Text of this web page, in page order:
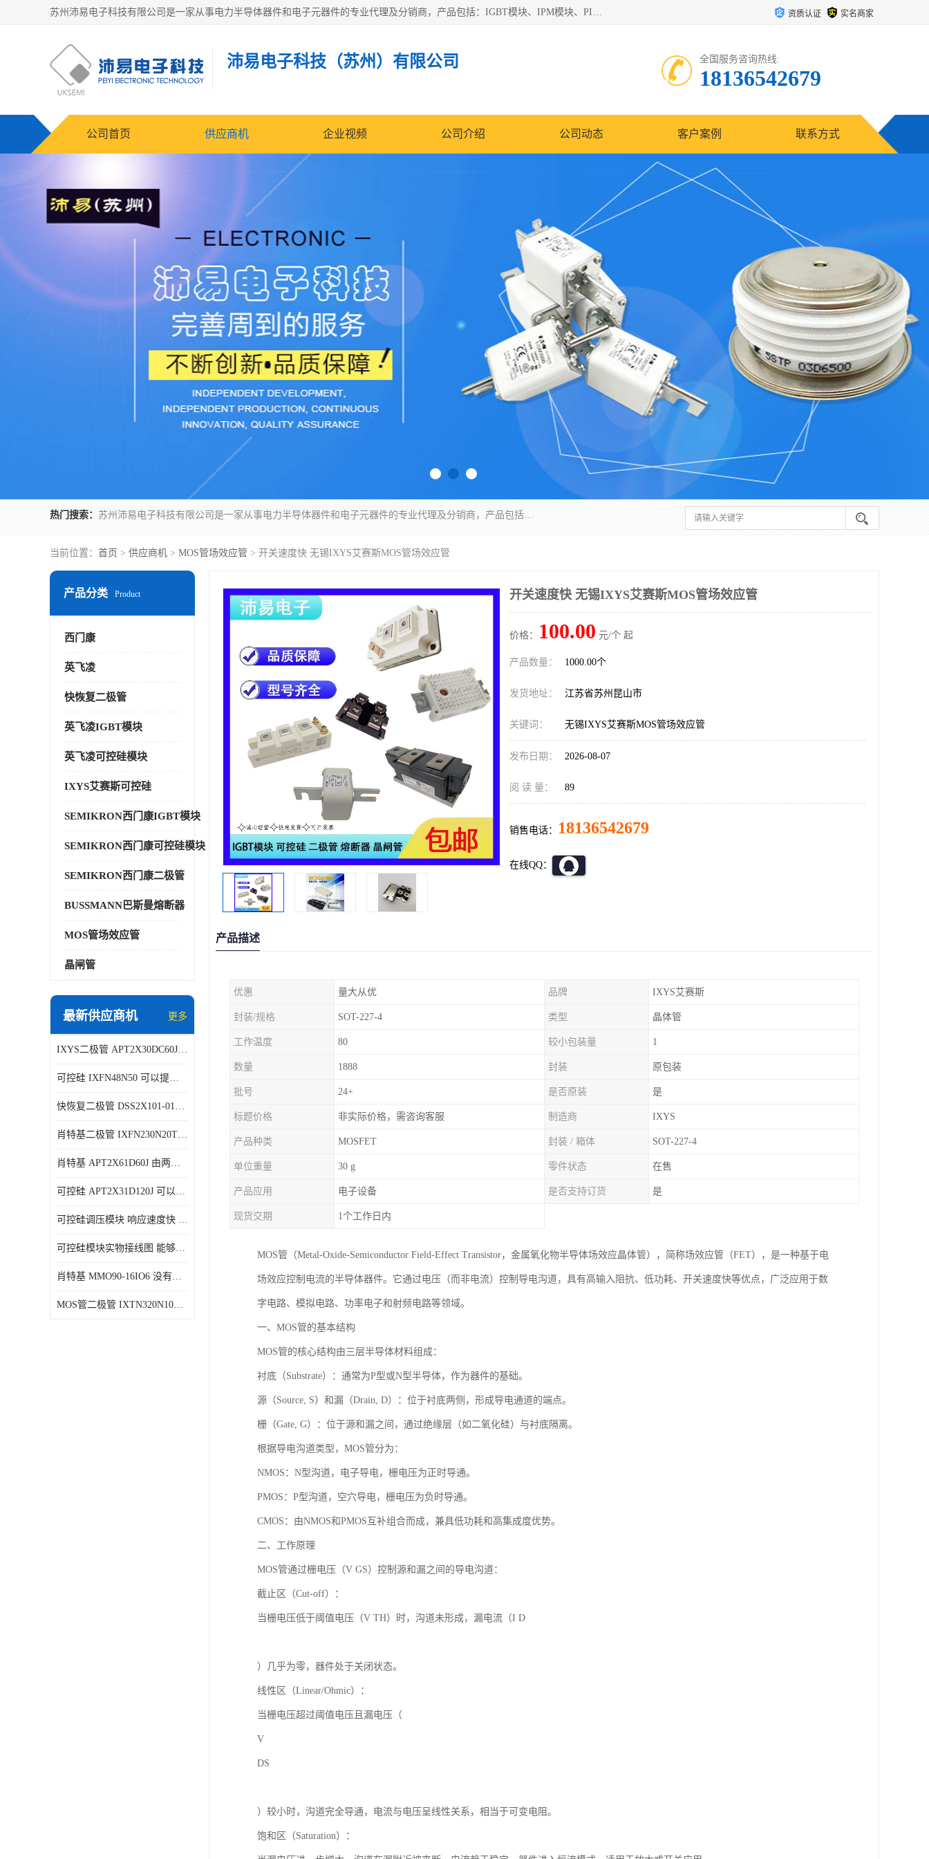
苏州沛易电子科技有限公司是一家从事电力半导体器件和电子元器件的专业代理及分销商，产品包括：IGBT模块、IPM模块、PIM模块、二极管、三极管、可控硅、整流桥、IGBT单管、IGBT电路驱动板、GTR达林顿模块、快恢复二极管、肖特基二极管、熔断器、IC集成电路、快速熔断器等。 资质认证 实名商家
沛易电子科技（苏州）有限公司 全国服务咨询热线:
18136542679
公司首页 供应商机 企业视频 公司介绍 公司动态 客户案例 联系方式
热门搜索： 苏州沛易电子科技有限公司是一家从事电力半导体器件和电子元器件的专业代理及分销商，产品包括：IGBT模块、IPM模块、PIM模块、二极管、三极管、可控硅、整流桥、IGBT单管、IGBT电路驱动板、GTR达林顿模块、快恢复二极管、肖特基二极管、熔断器、IC集成电路、快速熔断器等。
当前位置： 首页 > 供应商机 > MOS管场效应管 > 开关速度快 无锡IXYS艾赛斯MOS管场效应管
产品分类 Product
西门康
英飞凌
快恢复二极管
英飞凌IGBT模块
英飞凌可控硅模块
IXYS艾赛斯可控硅
SEMIKRON西门康IGBT模块
SEMIKRON西门康可控硅模块
SEMIKRON西门康二极管
BUSSMANN巴斯曼熔断器
MOS管场效应管
晶闸管
最新供应商机 更多
IXYS二极管 APT2X30DC60J 结构简单
可控硅 IXFN48N50 可以提供稳定的电压输出
快恢复二极管 DSS2X101-015A 具有较高的可靠性
肖特基二极管 IXFN230N20T 可以提供稳定的电压输出
肖特基 APT2X61D60J 由两个半导体材料组成
可控硅 APT2X31D120J 可以提供稳定的电压输出
可控硅调压模块 响应速度快 可控性强
可控硅模块实物接线图 能够减少能量损耗 响应速度快
肖特基 MMO90-16IO6 没有机械移动部件
MOS管二极管 IXTN320N10T 由两个半导体材料组成
开关速度快 无锡IXYS艾赛斯MOS管场效应管
价格： 100.00 元/个 起
产品数量： 1000.00个
发货地址： 江苏省苏州昆山市
关键词： 无锡IXYS艾赛斯MOS管场效应管
发布日期： 2026-08-07
阅 读 量： 89
销售电话： 18136542679
在线QQ：
产品描述
优惠 量大从优 品牌 IXYS艾赛斯
封装/规格 SOT-227-4 类型 晶体管
工作温度 80 较小包装量 1
数量 1888 封装 原包装
批号 24+ 是否原装 是
标题价格 非实际价格，需咨询客服 制造商 IXYS
产品种类 MOSFET 封装 / 箱体 SOT-227-4
单位重量 30 g 零件状态 在售
产品应用 电子设备 是否支持订货 是
现货交期 1个工作日内
MOS管（Metal-Oxide-Semiconductor Field-Effect Transistor，金属氧化物半导体场效应晶体管），简称场效应管（FET），是一种基于电
场效应控制电流的半导体器件。它通过电压（而非电流）控制导电沟道，具有高输入阻抗、低功耗、开关速度快等优点，广泛应用于数
字电路、模拟电路、功率电子和射频电路等领域。
一、MOS管的基本结构
MOS管的核心结构由三层半导体材料组成：
衬底（Substrate）：通常为P型或N型半导体，作为器件的基础。
源（Source, S）和漏（Drain, D）：位于衬底两侧，形成导电通道的端点。
栅（Gate, G）：位于源和漏之间，通过绝缘层（如二氧化硅）与衬底隔离。
根据导电沟道类型，MOS管分为：
NMOS：N型沟道，电子导电，栅电压为正时导通。
PMOS：P型沟道，空穴导电，栅电压为负时导通。
CMOS：由NMOS和PMOS互补组合而成，兼具低功耗和高集成度优势。
二、工作原理
MOS管通过栅电压（V GS）控制源和漏之间的导电沟道：
截止区（Cut-off）：
当栅电压低于阈值电压（V TH）时，沟道未形成，漏电流（I D
）几乎为零，器件处于关闭状态。
线性区（Linear/Ohmic）：
当栅电压超过阈值电压且漏电压（
V
DS
）较小时，沟道完全导通，电流与电压呈线性关系，相当于可变电阻。
饱和区（Saturation）：